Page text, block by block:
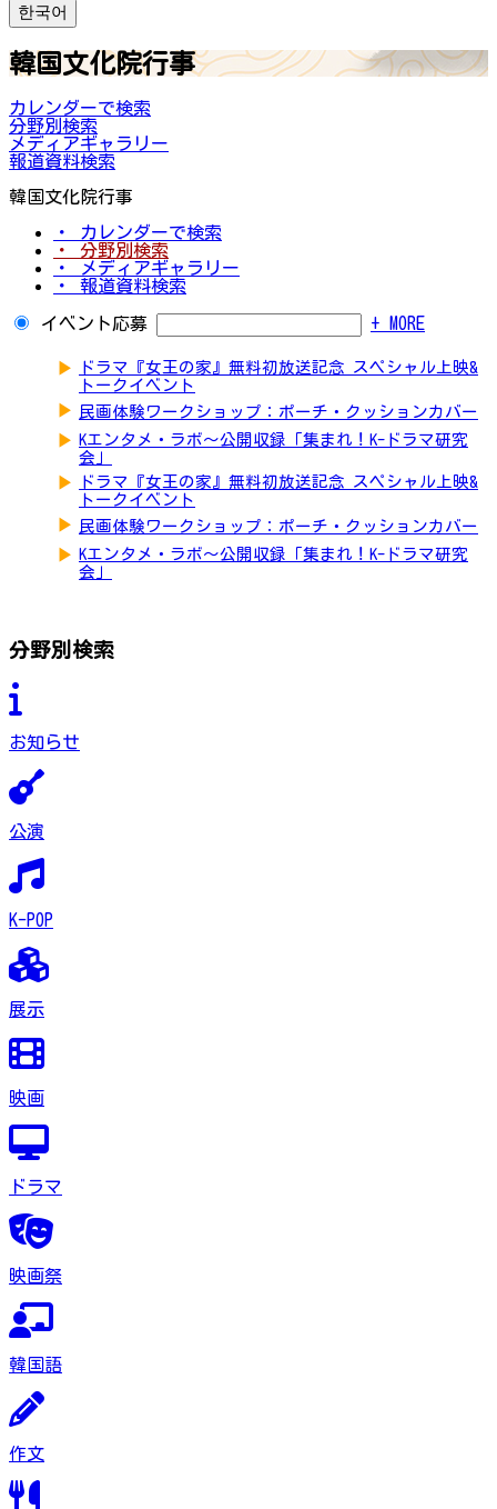
한국어
韓国文化院行事
カレンダーで検索
分野別検索
メディアギャラリー
報道資料検索
韓国文化院行事
・ カレンダーで検索
・ 分野別検索
・ メディアギャラリー
・ 報道資料検索
イベント応募 + MORE
▶
ドラマ『女王の家』無料初放送記念 スペシャル上映&
トークイベント
▶ 民画体験ワークショップ：ポーチ・クッションカバー
▶ Kエンタメ・ラボ～公開収録「集まれ！K-ドラマ研究
会」
▶
ドラマ『女王の家』無料初放送記念 スペシャル上映&
トークイベント
▶ 民画体験ワークショップ：ポーチ・クッションカバー
▶ Kエンタメ・ラボ～公開収録「集まれ！K-ドラマ研究
会」
分野別検索
お知らせ
公演
K-POP
展示
映画
ドラマ
映画祭
韓国語
作文